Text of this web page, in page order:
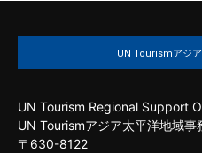
UN Tourismアジ
UN Tourism Regional Support
UN Tourismアジア太平洋地域事
〒630-8122